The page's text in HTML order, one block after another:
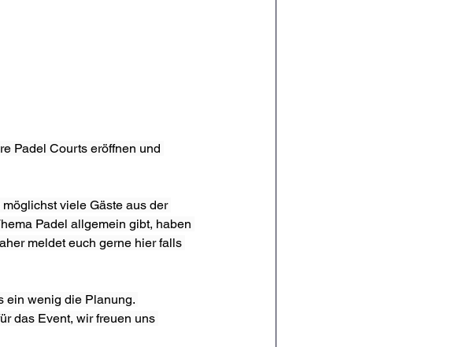
Padel Courts eröffnen und
viele Gäste aus der
Padel allgemein gibt, haben
meldet euch gerne hier falls
ein wenig die Planung.
das Event, wir freuen uns